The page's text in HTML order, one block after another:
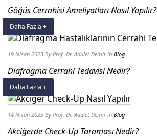
Göğüs Cerrahisi Ameliyatları Nasıl Yapılır?
Daha Fazla +
19 Nisan 2023 By Prof. Dr. Adalet Demir in Blog
Diafragma Cerrahi Tedavisi Nedir?
Daha Fazla +
14 Nisan 2023 By Prof. Dr. Adalet Demir in Blog
Akciğerde Check-Up Taraması Nedir?